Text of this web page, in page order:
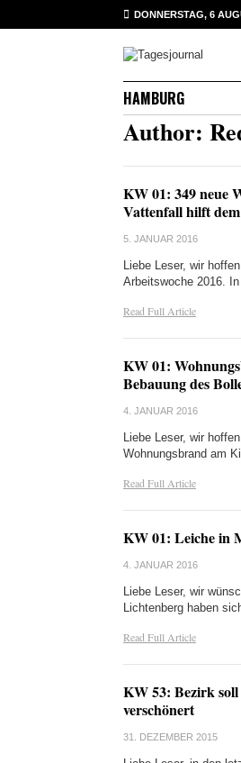
DONNERSTAG, 6
HAMBURG
Author:
KW 01: 349 neue
Vattenfall hilft
5. JANUAR 2016
Liebe Leser, wir
Arbeitswoche 2016.
Read Full Article
KW 01:
Bebauung des
4. JANUAR 2016
Liebe Leser, wir
Wohnungsbrand am
Read Full Article
KW 01: Leiche in
4. JANUAR 2016
Liebe Leser, wir
Lichtenberg haben
Read Full Article
KW 53: Bezirk soll
verschönert
31. DEZEMBER 2015